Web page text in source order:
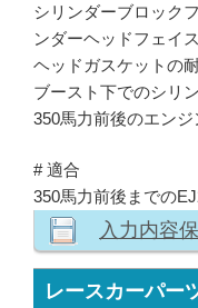
シリンダーブロック
ンダーヘッドフェイ
ヘッドガスケットの
ブースト下でのシリ
350馬力前後のエン
# 適合
350馬力前後までの